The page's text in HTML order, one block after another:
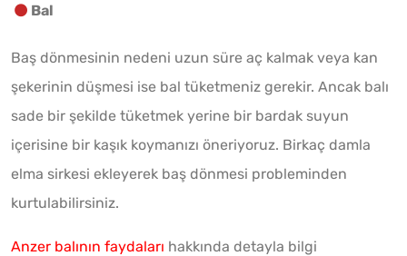
Bal
Baş dönmesinin nedeni uzun süre aç kalmak veya kan
şekerinin düşmesi ise bal tüketmeniz gerekir. Ancak balı
sade bir şekilde tüketmek yerine bir bardak suyun
içerisine bir kaşık koymanızı öneriyoruz. Birkaç damla
elma sirkesi ekleyerek baş dönmesi probleminden
kurtulabilirsiniz.
Anzer balının faydaları hakkında detayla bilgi